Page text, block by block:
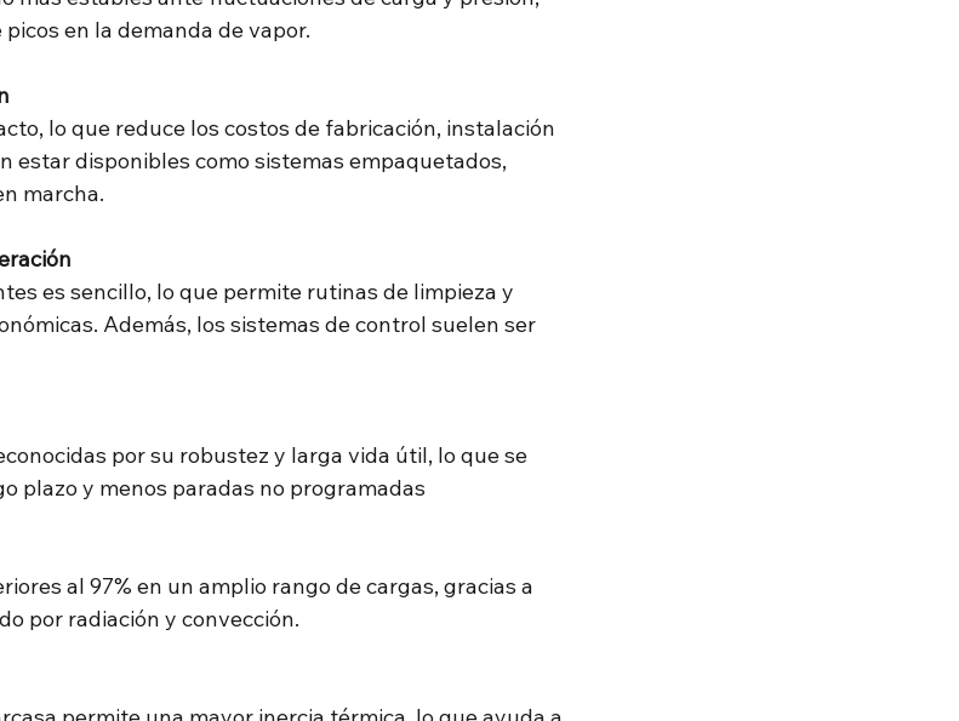
en la demanda de vapor.
lo que reduce los costos de fabricación, instalación
estar disponibles como sistemas empaquetados,
marcha.
es sencillo, lo que permite rutinas de limpieza y
Además, los sistemas de control suelen ser
por su robustez y larga vida útil, lo que se
plazo y menos paradas no programadas
al 97% en un amplio rango de cargas, gracias a
por radiación y convección.